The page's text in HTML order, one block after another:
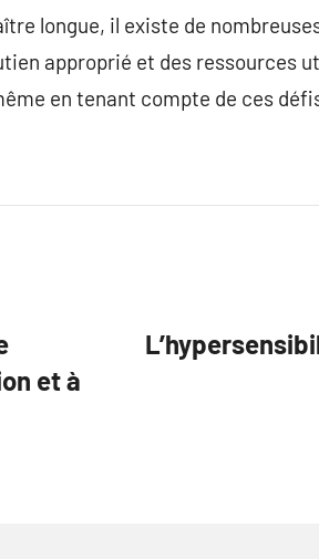
longue, il existe de
approprié et des ressources
en tenant compte de ces
et à